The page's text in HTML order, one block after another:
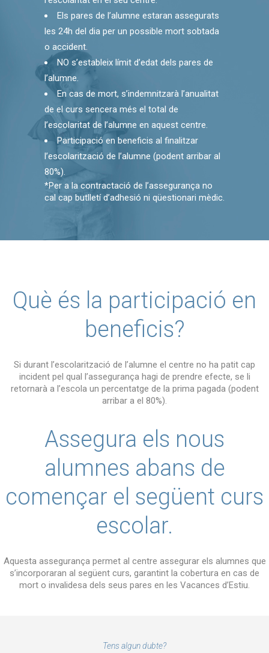
Els pares de l’alumne estaran assegurats
les 24h del dia per un possible mort sobtada
o accident.
NO s’estableix límit d’edat dels pares de
l’alumne.
En cas de mort, s’indemnitzarà l’anualitat
de el curs sencera més el total de
l’escolaritat de l’alumne en aquest centre.
Participació en beneficis al finalitzar
l’escolarització de l’alumne (podent arribar al
80%).
*Per a la contractació de l’assegurança no
cal cap butlletí d’adhesió ni qüestionari mèdic.
Què és la participació en
beneficis?
Si durant l’escolarització de l’alumne el centre no ha patit cap
incident pel qual l’assegurança hagi de prendre efecte, se li
retornarà a l’escola un percentatge de la prima pagada (podent
arribar a el 80%).
Assegura els nous
alumnes abans de
començar el següent curs
escolar.
Aquesta assegurança permet al centre assegurar els alumnes que
s’incorporaran al següent curs, garantint la cobertura en cas de
mort o invalidesa dels seus pares en les Vacances d’Estiu.
Tens algun dubte?